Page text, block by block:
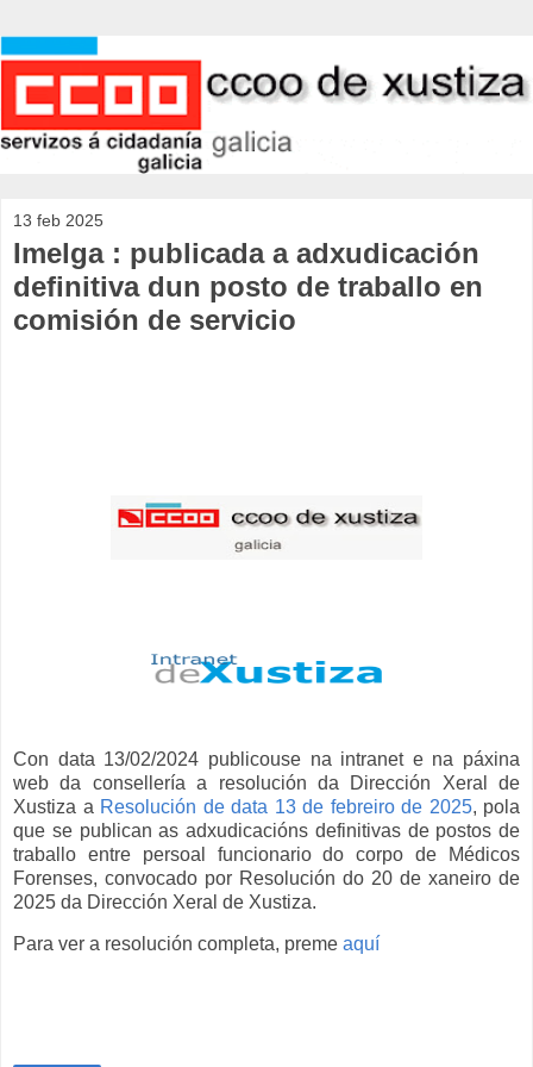
13 feb 2025
Imelga : publicada a adxudicación
definitiva dun posto de traballo en
comisión de servicio
Con data 13/02/2024 publicouse na intranet e na páxina
web da consellería a resolución da Dirección Xeral de
Xustiza a Resolución de data 13 de febreiro de 2025, pola
que se publican as adxudicacións definitivas de postos de
traballo entre persoal funcionario do corpo de Médicos
Forenses, convocado por Resolución do 20 de xaneiro de
2025 da Dirección Xeral de Xustiza.
Para ver a resolución completa, preme aquí